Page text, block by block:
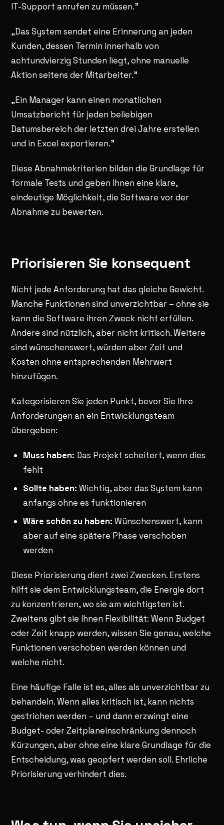
IT-Support anrufen zu müssen."
„Das System sendet eine Erinnerung an jeden
Kunden, dessen Termin innerhalb von
achtundvierzig Stunden liegt, ohne manuelle
Aktion seitens der Mitarbeiter."
„Ein Manager kann einen monatlichen
Umsatzbericht für jeden beliebigen
Datumsbereich der letzten drei Jahre erstellen
und in Excel exportieren."
Diese Abnahmekriterien bilden die Grundlage für
formale Tests und geben Ihnen eine klare,
eindeutige Möglichkeit, die Software vor der
Abnahme zu bewerten.
Priorisieren Sie konsequent
Nicht jede Anforderung hat das gleiche Gewicht.
Manche Funktionen sind unverzichtbar – ohne sie
kann die Software ihren Zweck nicht erfüllen.
Andere sind nützlich, aber nicht kritisch. Weitere
sind wünschenswert, würden aber Zeit und
Kosten ohne entsprechenden Mehrwert
hinzufügen.
Kategorisieren Sie jeden Punkt, bevor Sie Ihre
Anforderungen an ein Entwicklungsteam
übergeben:
Muss haben: Das Projekt scheitert, wenn dies
fehlt
Sollte haben: Wichtig, aber das System kann
anfangs ohne es funktionieren
Wäre schön zu haben: Wünschenswert, kann
aber auf eine spätere Phase verschoben
werden
Diese Priorisierung dient zwei Zwecken. Erstens
hilft sie dem Entwicklungsteam, die Energie dort
zu konzentrieren, wo sie am wichtigsten ist.
Zweitens gibt sie Ihnen Flexibilität: Wenn Budget
oder Zeit knapp werden, wissen Sie genau, welche
Funktionen verschoben werden können und
welche nicht.
Eine häufige Falle ist es, alles als unverzichtbar zu
behandeln. Wenn alles kritisch ist, kann nichts
gestrichen werden – und dann erzwingt eine
Budget- oder Zeitplaneinschränkung dennoch
Kürzungen, aber ohne eine klare Grundlage für die
Entscheidung, was geopfert werden soll. Ehrliche
Priorisierung verhindert dies.